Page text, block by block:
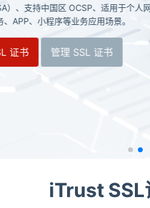
（ECC、RSA）、支持中国区
网、API服务、APP、小程序等业务
选购 SSL 证书 管理
iTrust SSL